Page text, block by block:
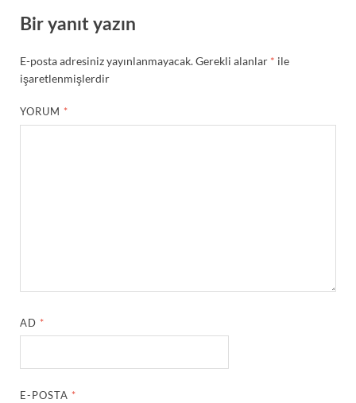
Bir yanıt yazın
E-posta adresiniz yayınlanmayacak.Gerekli alanlar * ile
işaretlenmişlerdir
YORUM *
AD *
E-POSTA *